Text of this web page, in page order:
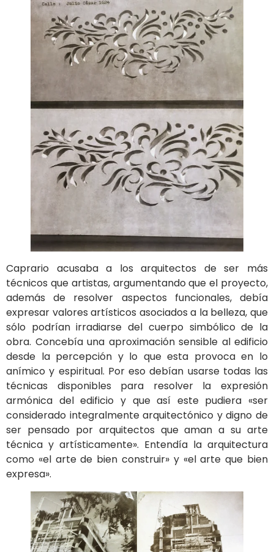
Caprario acusaba a los arquitectos de ser más
técnicos que artistas, argumentando que el proyecto,
además de resolver aspectos funcionales, debía
expresar valores artísticos asociados a la belleza, que
sólo podrían irradiarse del cuerpo simbólico de la
obra. Concebía una aproximación sensible al edificio
desde la percepción y lo que esta provoca en lo
anímico y espiritual. Por eso debían usarse todas las
técnicas disponibles para resolver la expresión
armónica del edificio y que así este pudiera «ser
considerado integralmente arquitectónico y digno de
ser pensado por arquitectos que aman a su arte
técnica y artísticamente». Entendía la arquitectura
como «el arte de bien construir» y «el arte que bien
expresa».